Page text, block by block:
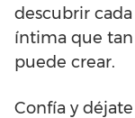
descubrir
íntima que
puede crear.
Confía y